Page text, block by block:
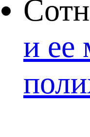
и ее